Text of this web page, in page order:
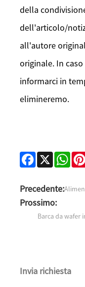
della
dell'articolo/
all'autore
originale. In
informarci in
elimineremo.
Facebook
X
Precedente:
Prossimo:
Barca da wafer
Invia richiesta